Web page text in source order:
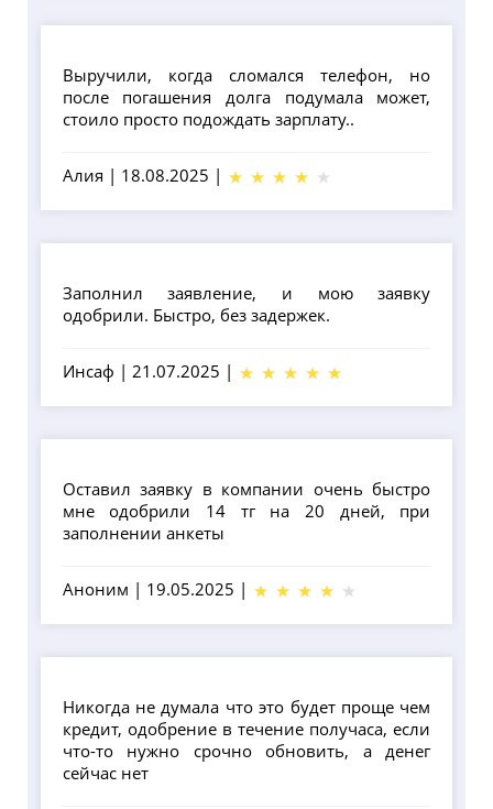
Выручили, когда сломался телефон, но
после погашения долга подумала может,
стоило просто подождать зарплату..
Алия | 18.08.2025 |
Заполнил заявление, и мою заявку
одобрили. Быстро, без задержек.
Инсаф | 21.07.2025 |
Оставил заявку в компании очень быстро
мне одобрили 14 тг на 20 дней, при
заполнении анкеты
Аноним | 19.05.2025 |
Никогда не думала что это будет проще чем
кредит, одобрение в течение получаса, если
что-то нужно срочно обновить, а денег
сейчас нет